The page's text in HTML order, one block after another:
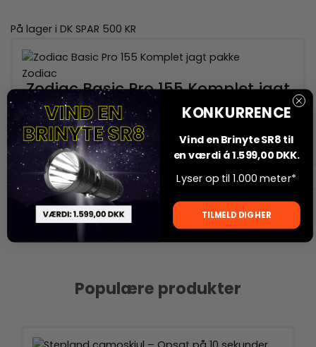
På lager i DK SPAR 500 KR
Zodiac
Zodiac Basic Pro 155 Komplet jagt
pakke..
2.299,00 DKK1.799,00 DKK
|
< 1 2 3 4 6 7 8 9 >
Viser 61 til 80 af 484 (25 Sider)
Populære produkter
KONKURRENCE
Vind en Brinyte SR8 til
en værdi á 1.599,00 DKK.
Lyser op til 1.000 meter*
TILMELD DIG HER